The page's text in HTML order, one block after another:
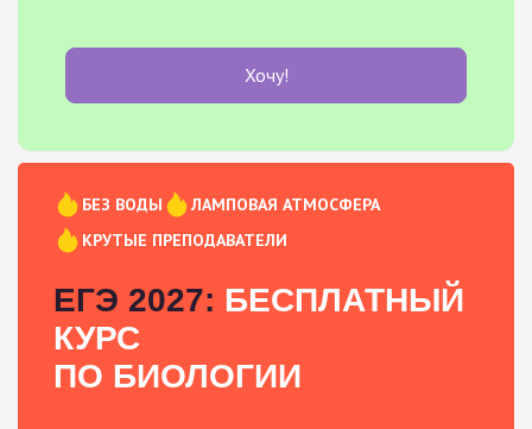
Хочу!
БЕЗ ВОДЫ
ЛАМПОВАЯ АТМОСФЕРА
КРУТЫЕ ПРЕПОДАВАТЕЛИ
ЕГЭ 2027: БЕСПЛАТНЫЙ
КУРС
ПО БИОЛОГИИ